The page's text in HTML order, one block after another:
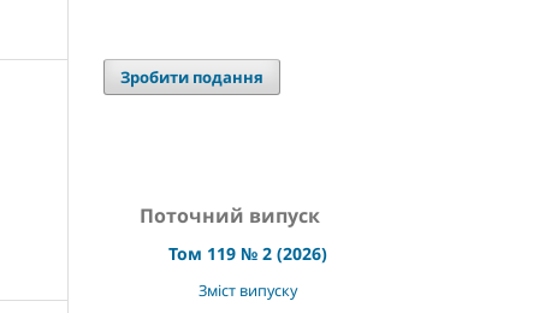
Зробити подання
Поточний випуск
Том 119 № 2 (2026)
Зміст випуску